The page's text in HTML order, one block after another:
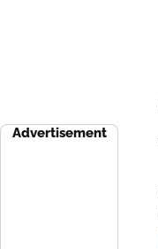
Advertisement